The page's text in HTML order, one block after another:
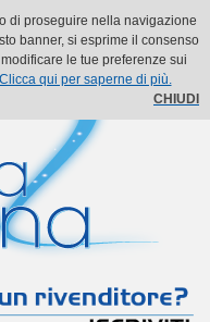
Accedi
di proseguire nella navigazione
banner, si esprime il consenso
le tue preferenze sui
Clicca qui per saperne di più.
CHIUDI